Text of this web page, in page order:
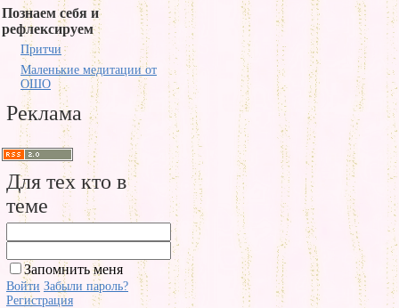
Познаем себя и
рефлексируем
Притчи
Маленькие медитации от
ОШО
Реклама
Для тех кто в
теме
Запомнить меня
Войти Забыли пароль?
Регистрация